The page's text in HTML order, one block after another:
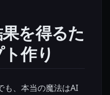
を得るた
作り
も、本当の魔法はAI